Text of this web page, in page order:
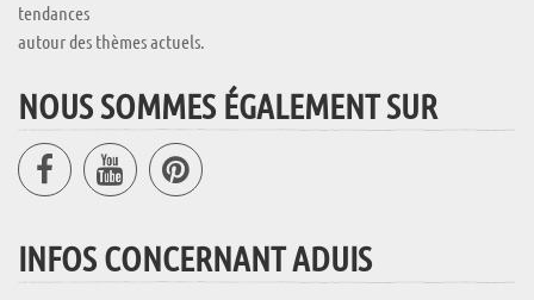
tendances
autour des thèmes actuels.
NOUS SOMMES ÉGALEMENT SUR
INFOS CONCERNANT ADUIS